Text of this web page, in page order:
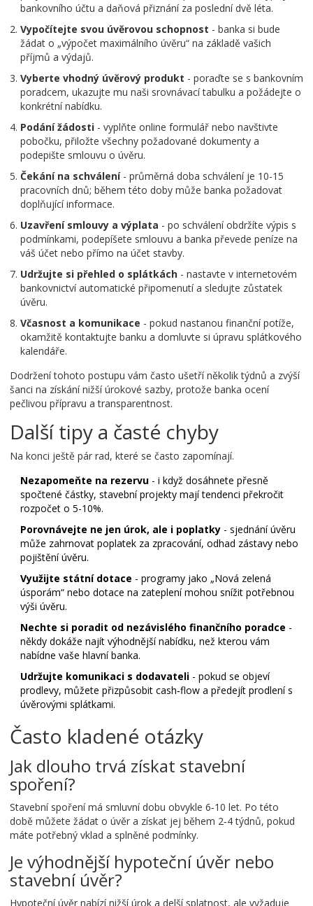
bankovního účtu a daňová přiznání za poslední dvě léta.
Vypočítejte svou úvěrovou schopnost - banka si bude
žádat o „výpočet maximálního úvěru“ na základě vašich
příjmů a výdajů.
Vyberte vhodný úvěrový produkt - poraďte se s bankovním
poradcem, ukazujte mu naši srovnávací tabulku a požádejte o
konkrétní nabídku.
Podání žádosti - vyplňte online formulář nebo navštivte
pobočku, přiložte všechny požadované dokumenty a
podepište smlouvu o úvěru.
Čekání na schválení- průměrná doba schválení je 10-15
pracovních dnů; během této doby může banka požadovat
doplňující informace.
Uzavření smlouvy a výplata - po schválení obdržíte výpis s
podmínkami, podepíšete smlouvu a banka převede peníze na
váš účet nebo přímo na účet stavby.
Udržujte si přehled o splátkách - nastavte v internetovém
bankovnictví automatické připomenutí a sledujte zůstatek
úvěru.
Včasnost a komunikace - pokud nastanou finanční potíže,
okamžitě kontaktujte banku a domluvte si úpravu splátkového
kalendáře.
Dodržení tohoto postupu vám často ušetří několik týdnů a zvýší
šanci na získání nižší úrokové sazby, protože banka ocení
pečlivou přípravu a transparentnost.
Další tipy a časté chyby
Na konci ještě pár rad, které se často zapomínají.
Nezapomeňte na rezervu - i když dosáhnete přesně
spočtené částky, stavební projekty mají tendenci překročit
rozpočet o 5-10%.
Porovnávejte ne jen úrok, ale i poplatky - sjednání úvěru
může zahrnovat poplatek za zpracování, odhad zástavy nebo
pojištění úvěru.
Využijte státní dotace - programy jako „Nová zelená
úsporám“ nebo dotace na zateplení mohou snížit potřebnou
výši úvěru.
Nechte si poradit od nezávislého finančního poradce -
někdy dokáže najít výhodnější nabídku, než kterou vám
nabídne vaše hlavní banka.
Udržujte komunikaci s dodavateli - pokud se objeví
prodlevy, můžete přizpůsobit cash‑flow a předejít prodlení s
úvěrovými splátkami.
Často kladené otázky
Jak dlouho trvá získat stavební
spoření?
Stavební spoření má smluvní dobu obvykle 6‑10 let. Po této
době můžete žádat o úvěr a získat jej během 2‑4 týdnů, pokud
máte potřebný vklad a splněné podmínky.
Je výhodnější hypoteční úvěr nebo
stavební úvěr?
Hypoteční úvěr nabízí nižší úrok a delší splatnost, ale vyžaduje